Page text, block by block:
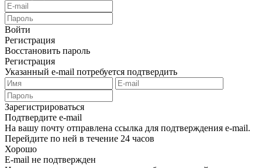
Войти
Регистрация
Восстановить пароль
Регистрация
Указанный e-mail потребуется подтвердить
Зарегистрироваться
Подтвердите e-mail
На вашу почту отправлена ссылка для подтверждения e-mail.
Перейдите по ней в течение 24 часов
Хорошо
E-mail не подтвержден